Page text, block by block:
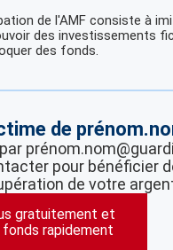
de l'AMF consiste à
des investissements
des fonds.
de
pour bénéficier
de votre
gratuitement et
rapidement